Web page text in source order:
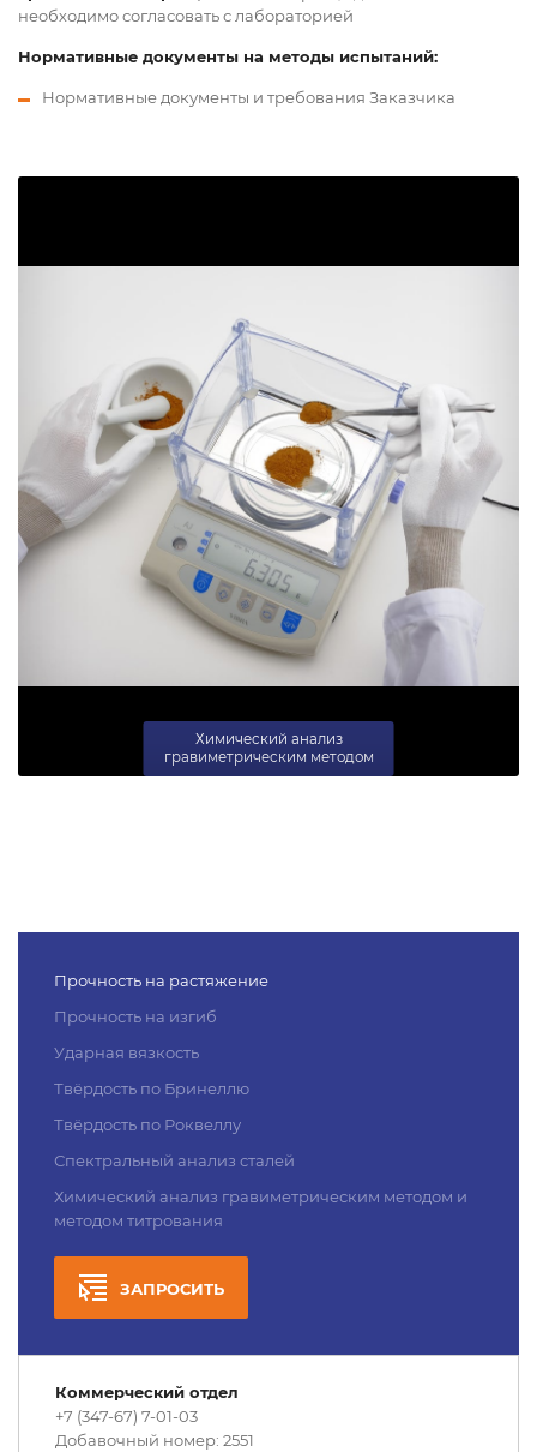
необходимо согласовать с лабораторией
Нормативные документы на методы испытаний:
Нормативные документы и требования Заказчика
Химический анализ
гравиметрическим методом
Прочность на растяжение
Прочность на изгиб
Ударная вязкость
Твёрдость по Бринеллю
Твёрдость по Роквеллу
Спектральный анализ сталей
Химический анализ гравиметрическим методом и
методом титрования
ЗАПРОСИТЬ
Коммерческий отдел
+7 (347-67) 7-01-03
Добавочный номер: 2551